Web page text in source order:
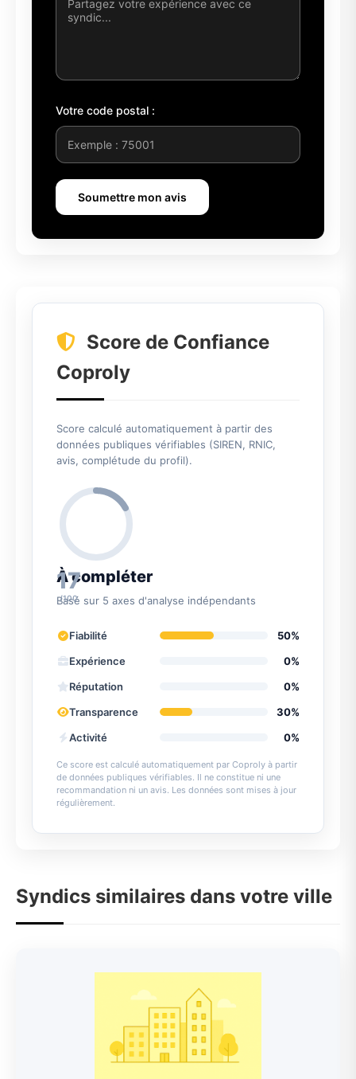
Votre code postal :
Soumettre mon avis
Score de Confiance
Coproly
Score calculé automatiquement à partir des
données publiques vérifiables (SIREN, RNIC,
avis, complétude du profil).
17
/100
À compléter
Basé sur 5 axes d'analyse indépendants
Fiabilité
50%
Expérience
0%
Réputation
0%
Transparence
30%
Activité
0%
Ce score est calculé automatiquement par Coproly à partir
de données publiques vérifiables. Il ne constitue ni une
recommandation ni un avis. Les données sont mises à jour
régulièrement.
Syndics similaires dans votre ville